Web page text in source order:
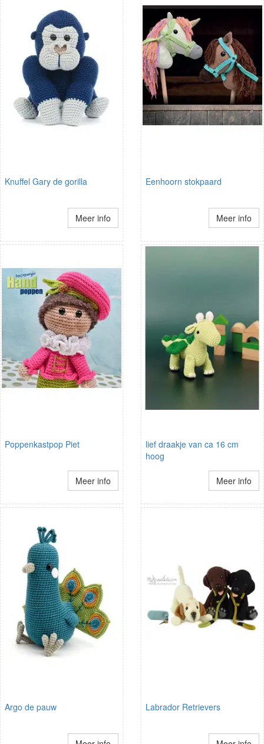
Knuffel Gary de gorilla
Meer info
Eenhoorn stokpaard
Meer info
Poppenkastpop Piet
Meer info
lief draakje van ca 16 cm
hoog
Meer info
Argo de pauw Labrador Retrievers